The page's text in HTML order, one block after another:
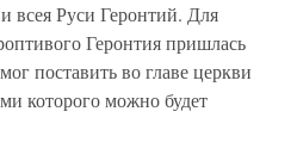
всея Руси Геронтий. Для
Геронтия пришлась
поставить во главе церкви
которого можно будет